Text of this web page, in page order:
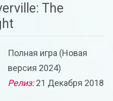
The
Полная игра (Новая
версия 2024)
Релиз:21 Декабря 2018